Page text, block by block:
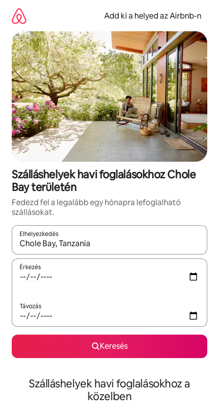
tartalomra
Add ki a helyed az Airbnb-n
Szálláshelyek havi foglalásokhoz Chole
Bay területén
Fedezd fel a legalább egy hónapra lefoglalható
szállásokat.
Elhelyezkedés
Az eredmények között a felfelé és a lefelé nyíllal
Érkezés
Távozás
Keresés
Szálláshelyek havi foglalásokhoz a
közelben